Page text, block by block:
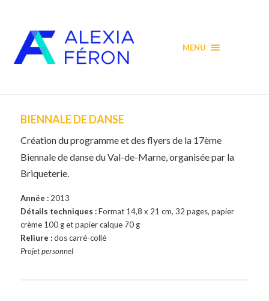
MENU
BIENNALE DE DANSE
Création du programme et des flyers de la 17ème
Biennale de danse du Val-de-Marne, organisée par la
Briqueterie.
Année : 2013
Détails techniques :Format 14,8 x 21 cm, 32 pages, papier
crème 100 g et papier calque 70 g
Reliure :dos carré-collé
Projet personnel